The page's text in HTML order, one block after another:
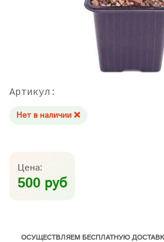
Артикул:
Нет в наличии ❌
Цена:
500 руб
ОСУЩЕСТВЛЯЕМ БЕСПЛАТНУЮ